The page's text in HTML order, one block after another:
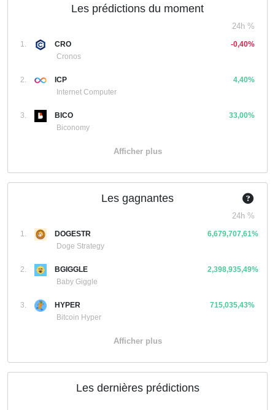
Les prédictions du moment
24h %
1.
CRO
Cronos
-0,40%
2.
ICP
Internet Computer
4,40%
3.
BICO
Biconomy
33,00%
Afficher plus
Les gagnantes
24h %
1.
DOGESTR
Doge Strategy
6,679,707,61%
2.
BGIGGLE
Baby Giggle
2,398,935,49%
3.
HYPER
Bitcoin Hyper
715,035,43%
Afficher plus
Les dernières prédictions